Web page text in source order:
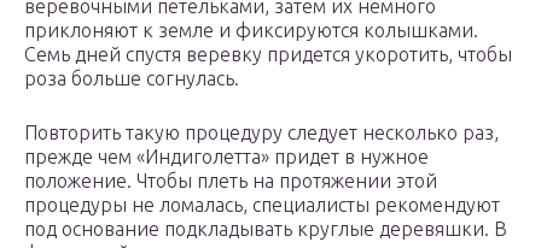
веревочными петельками, затем их немного
приклоняют к земле и фиксируются колышками.
Семь дней спустя веревку придется укоротить, чтобы
роза больше согнулась.
Повторить такую процедуру следует несколько раз,
прежде чем «Индиголетта» придет в нужное
положение. Чтобы плеть на протяжении этой
процедуры не ломалась, специалисты рекомендуют
под основание подкладывать круглые деревяшки. В